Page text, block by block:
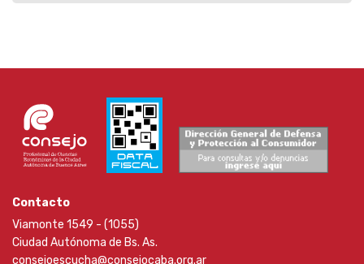
Contacto
Viamonte 1549 - (1055)
Ciudad Autónoma de Bs. As.
consejoescucha@consejocaba.org.ar